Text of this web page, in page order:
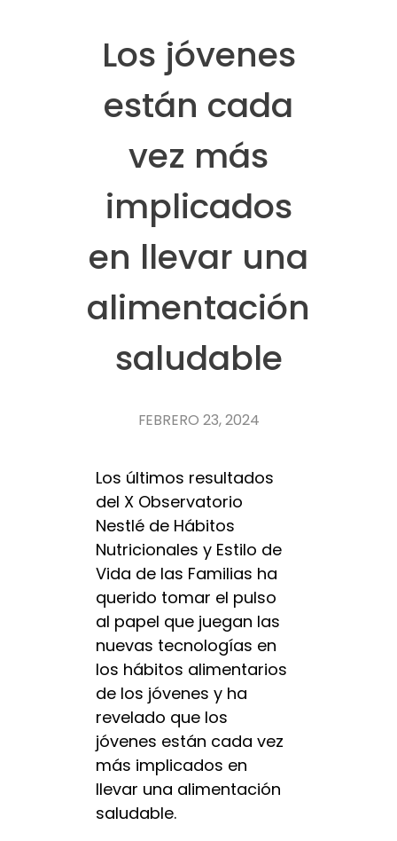
Los jóvenes
están cada
vez más
implicados
en llevar una
alimentación
saludable
FEBRERO 23, 2024
Los últimos resultados
del X Observatorio
Nestlé de Hábitos
Nutricionales y Estilo de
Vida de las Familias ha
querido tomar el pulso
al papel que juegan las
nuevas tecnologías en
los hábitos alimentarios
de los jóvenes y ha
revelado que los
jóvenes están cada vez
más implicados en
llevar una alimentación
saludable.